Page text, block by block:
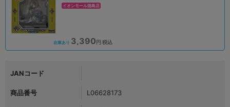
イオンモール徳島店
在庫あり 3,390円 税込
JANコード
商品番号 L06628173